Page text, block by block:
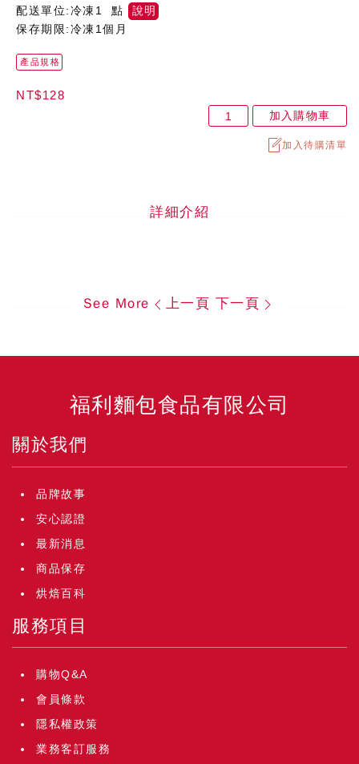
配送單位:冷凍1 點
說明
保存期限:冷凍1個月
產品規格
NT$128
加入購物車
加入待購清單
詳細介紹
See More 上一頁 下一頁
福利麵包食品有限公司
關於我們
品牌故事
安心認證
最新消息
商品保存
烘焙百科
服務項目
購物Q&A
會員條款
隱私權政策
業務客訂服務